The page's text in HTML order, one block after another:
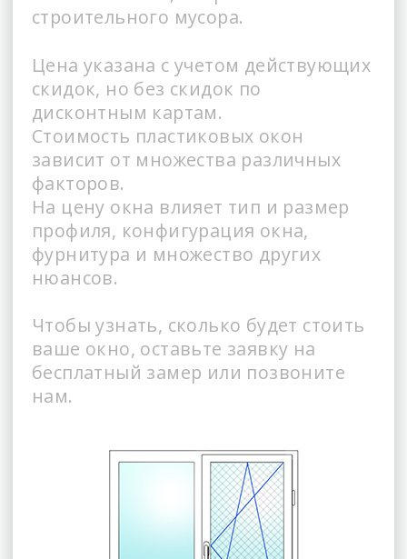
строительного мусора.
Цена указана с учетом действующих
скидок, но без скидок по
дисконтным картам.
Стоимость пластиковых окон
зависит от множества различных
факторов.
На цену окна влияет тип и размер
профиля, конфигурация окна,
фурнитура и множество других
нюансов.
Чтобы узнать, сколько будет стоить
ваше окно, оставьте заявку на
бесплатный замер или позвоните
нам.